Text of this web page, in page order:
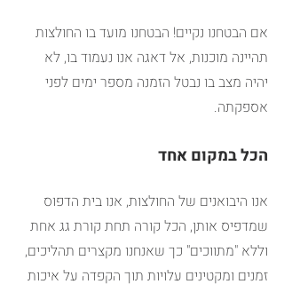
אם הבטחנו נקיים! הבטחנו מועד בו החולצות
תהיינה מוכנות, אל דאגה אנו נעמוד בו, לא
יהיה מצב בו נבטל הזמנה מספר ימים לפני
אספקתה.
הכל במקום אחד
אנו היבואנים של החולצות, אנו בית הדפוס
שמדפיס אותן, הכל קורה תחת קורת גג אחת
וללא "מתווכים" כך שאנחנו מקצרים תהליכים,
זמנים ומקטינים עלויות תוך הקפדה על איכות